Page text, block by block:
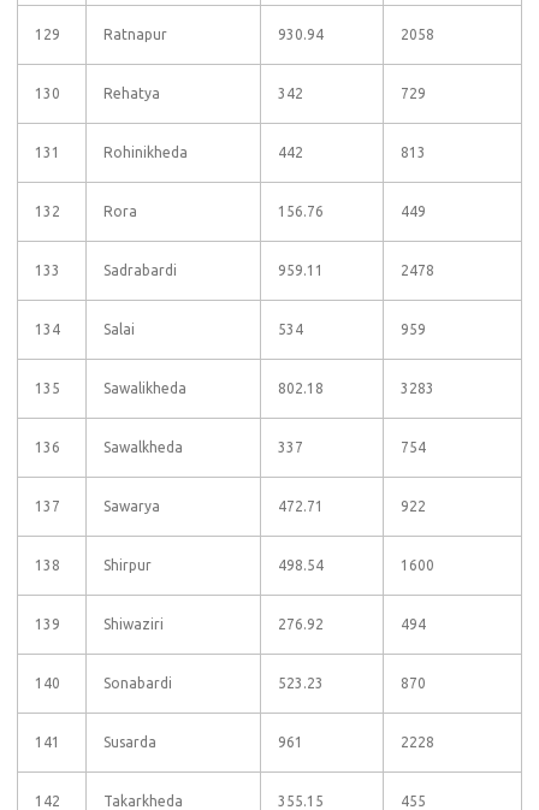
129 Ratnapur 930.94 2058
130 Rehatya 342 729
131 Rohinikheda 442 813
132 Rora 156.76 449
133 Sadrabardi 959.11 2478
134 Salai 534 959
135 Sawalikheda 802.18 3283
136 Sawalkheda 337 754
137 Sawarya 472.71 922
138 Shirpur 498.54 1600
139 Shiwaziri 276.92 494
140 Sonabardi 523.23 870
141 Susarda 961 2228
142 Takarkheda 355.15 455